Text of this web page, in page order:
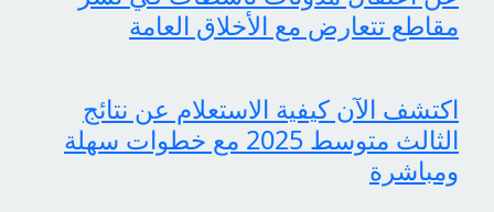
مقاطع تتعارض مع الأخلاق العامة
اكتشف الآن كيفية الاستعلام عن نتائج
الثالث متوسط 2025 مع خطوات سهلة
ومباشرة